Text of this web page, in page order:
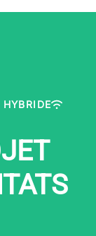
HYBRIDE